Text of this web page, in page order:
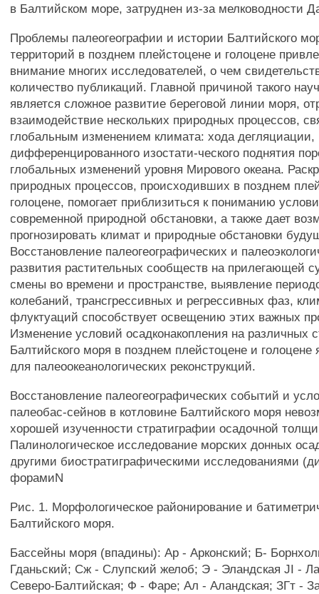
в Балтийском море, затруднен из-за мелководности
Проблемы палеогеографии и истории Балтийского
территорий в позднем плейстоцене и голоцене
внимание многих исследователей, о чем
количество публикаций. Главной причиной такого
является сложное развитие береговой линии моря,
взаимодействие нескольких природных процессов,
глобальным изменением климата: хода дегляциации,
дифференцированного изостати-ческого поднятия
глобальных изменений уровня Мирового океана.
природных процессов, происходивших в позднем
голоцене, помогает приблизиться к пониманию
современной природной обстановки, а также дает
прогнозировать климат и природные обстановки
Восстановление палеогеографических и
развития растительных сообществ на прилегающей
смены во времени и пространстве, выявление
колебаний, трансгрессивных и регрессивных фаз,
флуктуаций способствует освещению этих важных
Изменение условий осадконакопления на различных
Балтийского моря в позднем плейстоцене и
для палеоокеанологических реконструкций.
Восстановление палеогеографических событий и
палеобас-сейнов в котловине Балтийского моря
хорошей изученности стратиграфии осадочной
Палинологическое исследование морских донных
другими биостратиграфическими исследованиями
форамиN
Рис. 1. Морфологическое районирование и
Балтийского моря.
Бассейны моря (впадины): Ар - Арконский; Б-
Гданьский; Сж - Слупский желоб; Э - Эландская JI -
Северо-Балтийская; Ф - Фаре; Ал - Аландская; ЗГт -